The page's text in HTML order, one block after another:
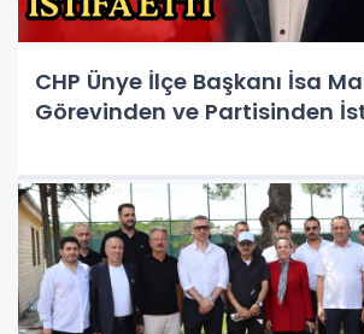
CHP Ünye İlçe Başkanı İsa
Görevinden ve Partisinden